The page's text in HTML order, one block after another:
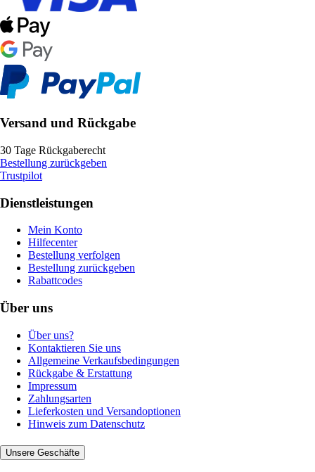
Versand und Rückgabe
30 Tage Rückgaberecht
Bestellung zurückgeben
Trustpilot
Dienstleistungen
Mein Konto
Hilfecenter
Bestellung verfolgen
Bestellung zurückgeben
Rabattcodes
Über uns
Über uns?
Kontaktieren Sie uns
Allgemeine Verkaufsbedingungen
Rückgabe & Erstattung
Impressum
Zahlungsarten
Lieferkosten und Versandoptionen
Hinweis zum Datenschutz
Unsere Geschäfte